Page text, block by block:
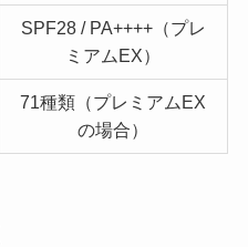
SPF28 / PA++++（プレ
ミアムEX）
71種類（プレミアムEX
の場合）